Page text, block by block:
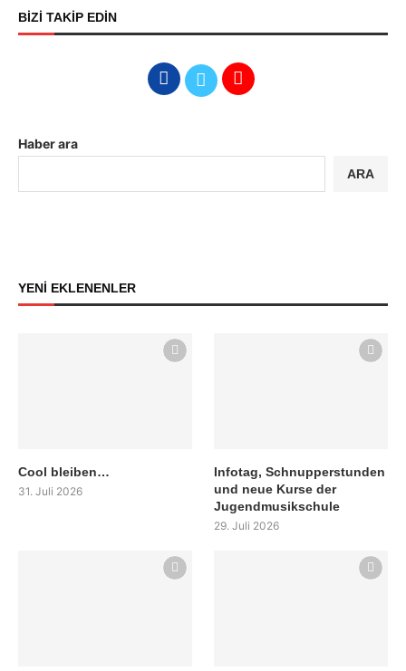
BİZİ TAKİP EDİN
Haber ara
ARA
YENİ EKLENENLER
Cool bleiben…
31. Juli 2026
Infotag, Schnupperstunden
und neue Kurse der
Jugendmusikschule
29. Juli 2026